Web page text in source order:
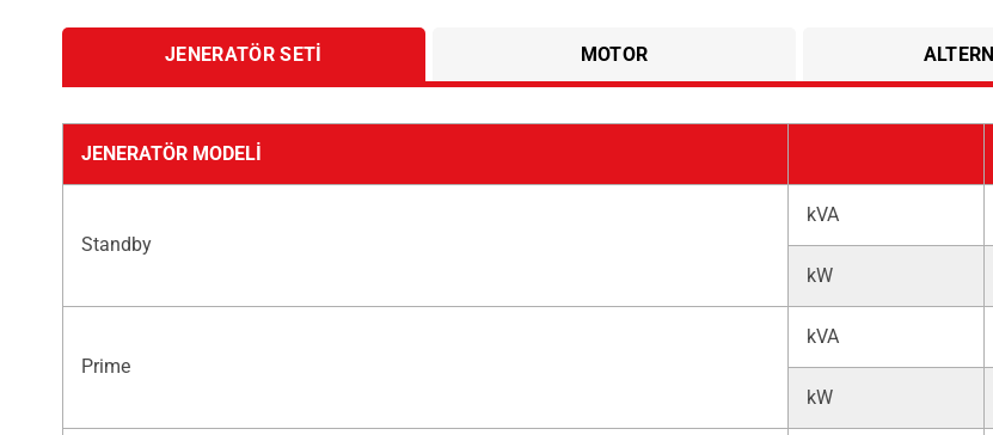
JENERATÖR SETI MOTOR
JENERATÖR MODELI
Standby
kVA
kW
Prime
kVA
kW